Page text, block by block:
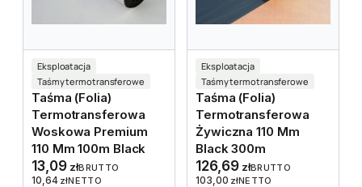
Eksploatacja
Taśmy termotransferowe
Taśma (folia)
Termotransferowa
Woskowa Premium
110 Mm 100m Black
13,09 złBRUTTO
10,64 złNETTO
Eksploatacja
Taśmy termotransferowe
Taśma (folia)
Termotransferowa
Żywiczna 110 Mm
Black 300m
126,69 złBRUTTO
103,00 złNETTO